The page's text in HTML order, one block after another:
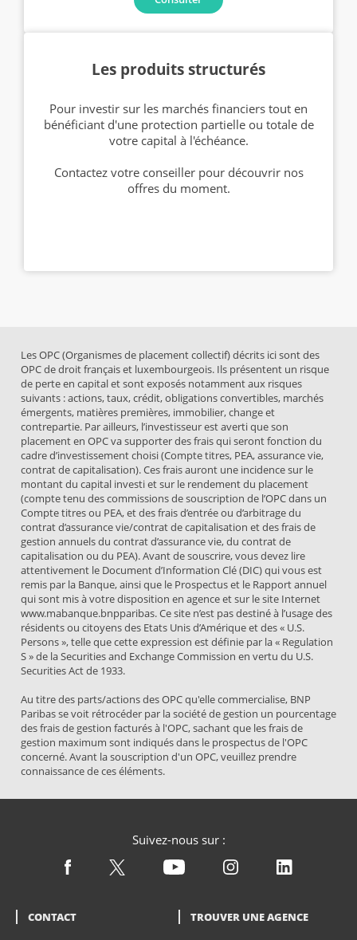
Les produits structurés
Pour investir sur les marchés financiers tout en
bénéficiant d'une protection partielle ou totale de
votre capital à l'échéance.
Contactez votre conseiller pour découvrir nos
offres du moment.
Les OPC (Organismes de placement collectif) décrits ici sont des
OPC de droit français et luxembourgeois. Ils présentent un risque
de perte en capital et sont exposés notamment aux risques
suivants : actions, taux, crédit, obligations convertibles, marchés
émergents, matières premières, immobilier, change et
contrepartie. Par ailleurs, l’investisseur est averti que son
placement en OPC va supporter des frais qui seront fonction du
cadre d’investissement choisi (Compte titres, PEA, assurance vie,
contrat de capitalisation). Ces frais auront une incidence sur le
montant du capital investi et sur le rendement du placement
(compte tenu des commissions de souscription de l’OPC dans un
Compte titres ou PEA, et des frais d’entrée ou d’arbitrage du
contrat d’assurance vie/contrat de capitalisation et des frais de
gestion annuels du contrat d’assurance vie, du contrat de
capitalisation ou du PEA). Avant de souscrire, vous devez lire
attentivement le Document d’Information Clé (DIC) qui vous est
remis par la Banque, ainsi que le Prospectus et le Rapport annuel
qui sont mis à votre disposition en agence et sur le site Internet
www.mabanque.bnpparibas. Ce site n’est pas destiné à l’usage des
résidents ou citoyens des Etats Unis d’Amérique et des « U.S.
Persons », telle que cette expression est définie par la « Regulation
S » de la Securities and Exchange Commission en vertu du U.S.
Securities Act de 1933.
Au titre des parts/actions des OPC qu'elle commercialise, BNP
Paribas se voit rétrocéder par la société de gestion un pourcentage
des frais de gestion facturés à l'OPC, sachant que les frais de
gestion maximum sont indiqués dans le prospectus de l'OPC
concerné. Avant la souscription d'un OPC, veuillez prendre
connaissance de ces éléments.
Suivez-nous sur :
CONTACT TROUVER UNE AGENCE